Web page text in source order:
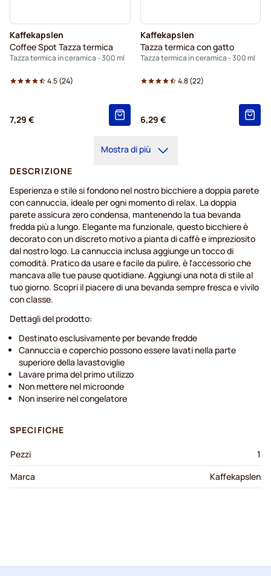
Kaffekapslen
Coffee Spot Tazza termica
Tazza termica in ceramica - 300 ml
4.5(24)
7,29 €
Kaffekapslen
Tazza termica con gatto
Tazza termica in ceramica - 300 ml
4.8(22)
6,29 €
Mostra di più
DESCRIZIONE
Esperienza e stile si fondono nel nostro bicchiere a doppia parete
con cannuccia, ideale per ogni momento di relax. La doppia
parete assicura zero condensa, mantenendo la tua bevanda
fredda più a lungo. Elegante ma funzionale, questo bicchiere è
decorato con un discreto motivo a pianta di caffè e impreziosito
dal nostro logo. La cannuccia inclusa aggiunge un tocco di
comodità. Pratico da usare e facile da pulire, è l'accessorio che
mancava alle tue pause quotidiane. Aggiungi una nota di stile al
tuo giorno. Scopri il piacere di una bevanda sempre fresca e vivilo
con classe.
Dettagli del prodotto:
Destinato esclusivamente per bevande fredde
Cannuccia e coperchio possono essere lavati nella parte
superiore della lavastoviglie
Lavare prima del primo utilizzo
Non mettere nel microonde
Non inserire nel congelatore
SPECIFICHE
Pezzi
1
Marca
Kaffekapslen